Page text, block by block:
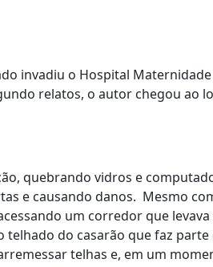
invadiu o Hospital
relatos, o autor chegou ao
quebrando vidros e
e causando danos. Mesmo
um corredor que
telhado do casarão que faz
telhas e, em um